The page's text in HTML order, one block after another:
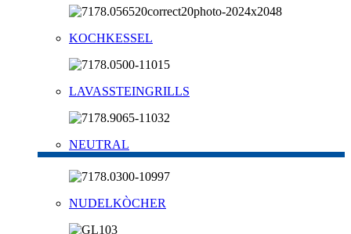
KOCHKESSEL
LAVASSTEINGRILLS
NEUTRAL
NUDELKÒCHER